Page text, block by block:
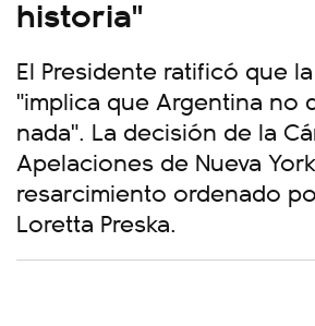
historia"
El Presidente ratificó que
"implica que Argentina no
nada". La decisión de la
Apelaciones de Nueva
resarcimiento ordenado
Loretta Preska.